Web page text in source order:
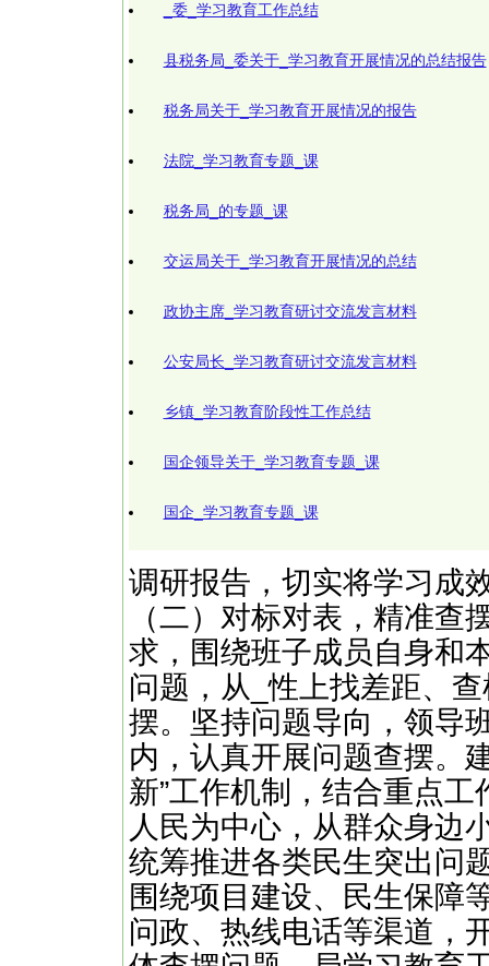
_委_学习教育工作总结
县税务局_委关于_学习教育开展情况的总结报告
税务局关于_学习教育开展情况的报告
法院_学习教育专题_课
税务局_的专题_课
交运局关于_学习教育开展情况的总结
政协主席_学习教育研讨交流发言材料
公安局长_学习教育研讨交流发言材料
乡镇_学习教育阶段性工作总结
国企领导关于_学习教育专题_课
国企_学习教育专题_课
调研报告，切实将学习成
（二）对标对表，精准查
求，围绕班子成员自身和
问题，从_性上找差距、
摆。坚持问题导向，领导
内，认真开展问题查摆。
新”工作机制，结合重点
人民为中心，从群众身边
统筹推进各类民生突出问
围绕项目建设、民生保障
问政、热线电话等渠道，